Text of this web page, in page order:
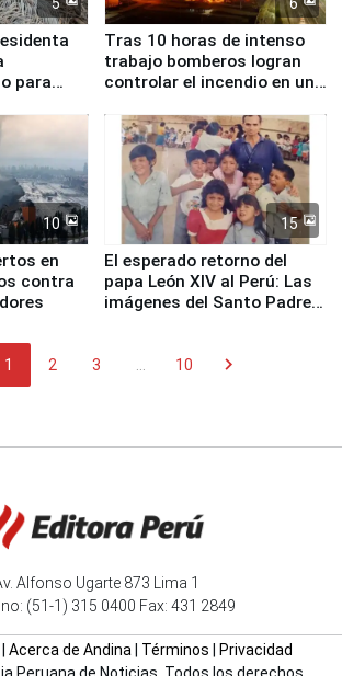
para
Tras 10 horas de intenso
trabajo bomberos logran
controlar el incendio en una
de Chile
10
en
contra
15
El esperado retorno del
papa León XIV al Perú: Las
imágenes del Santo Padre
1 2 3 10 chevron_right
Alfonso Ugarte 873 Lima 1
(51-1) 315 0400 Fax: 431 2849
Acerca de Andina| Términos
Privacidad